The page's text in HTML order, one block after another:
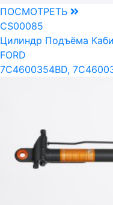
ПОСМОТРЕТЬ
CS00085
Цилиндр Подъёма
FORD
7C4600354BD,